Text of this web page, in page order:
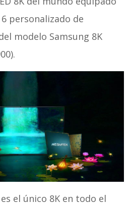
personalizado de
modelo Samsung 8K
el único 8K en todo el